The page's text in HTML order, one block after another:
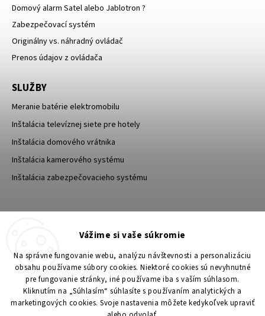
Vážime si vaše súkromie
Na správne fungovanie webu, analýzu návštevnosti a personalizáciu
obsahu používame súbory cookies. Niektoré cookies sú nevyhnutné
pre fungovanie stránky, iné používame iba s vaším súhlasom.
Kliknutím na „Súhlasím“ súhlasíte s používaním analytických a
marketingových cookies. Svoje nastavenia môžete kedykoľvek upraviť
Domový alarm Satel alebo Jablotron ?
Zabezpečovací systém
Originálny vs. náhradný ovládač
Prenos údajov z ovládača
SLUŽBY
Meranie batérie elektromobilu
Inštalácia televíznej siete pre hotely
Inštalácia domového vrátnika
Inštalácia kamerového systému
Inštalácia zabezpečovacieho systému